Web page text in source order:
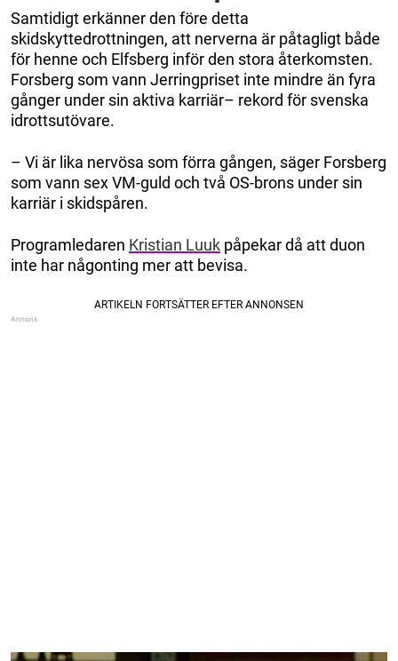
Samtidigt erkänner den före detta
skidskyttedrottningen, att nerverna är påtagligt både
för henne och Elfsberg inför den stora återkomsten.
Forsberg som vann Jerringpriset inte mindre än fyra
gånger under sin aktiva karriär– rekord för svenska
idrottsutövare.
– Vi är lika nervösa som förra gången, säger Forsberg
som vann sex VM-guld och två OS-brons under sin
karriär i skidspåren.
Programledaren Kristian Luuk påpekar då att duon
inte har någonting mer att bevisa.